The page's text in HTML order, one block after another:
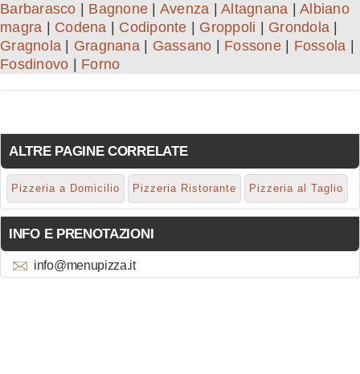
Barbarasco
Bagnone Avenza Altagnana
Albiano
magra
Codena Codiponte Groppoli Grondola
Gragnola
Gragnana| Gassano Fossone| Fossola
Fosdinovo
Forno
ALTRE PAGINE CORRELATE
Pizzeria a Domicilio Pizzeria Ristorante Pizzeria al Taglio
INFO E PRENOTAZIONI
info@menupizza.it